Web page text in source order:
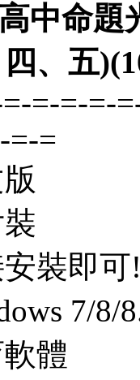
中命
、五
=-=-=-
=-=
裝即可
7/8/
體